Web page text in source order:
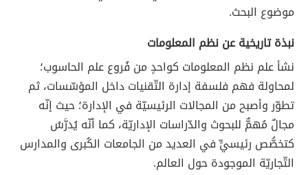
موضوع البحث.
نبذة تاريخية عن نظم المعلومات
نشأ علم نظم المعلومات كواحدٍ من فُروع علم الحاسوب؛
لمحاولة فهم فلسفة إدارة التّقنيات داخل المؤسّسات، ثم
تطوّر وأصبح من المجالات الرئيسيّة في الإدارة؛ حيث إنّه
مجالٌ مُهمٌّ للبحوث والدّراسات الإداريّة، كما أنّه يُدرَّسُ
كتخصُّص رئيسيٍّ في العديد من الجامعات الكُبرى والمدارس
التّجاريّة الموجودة حول العالم.